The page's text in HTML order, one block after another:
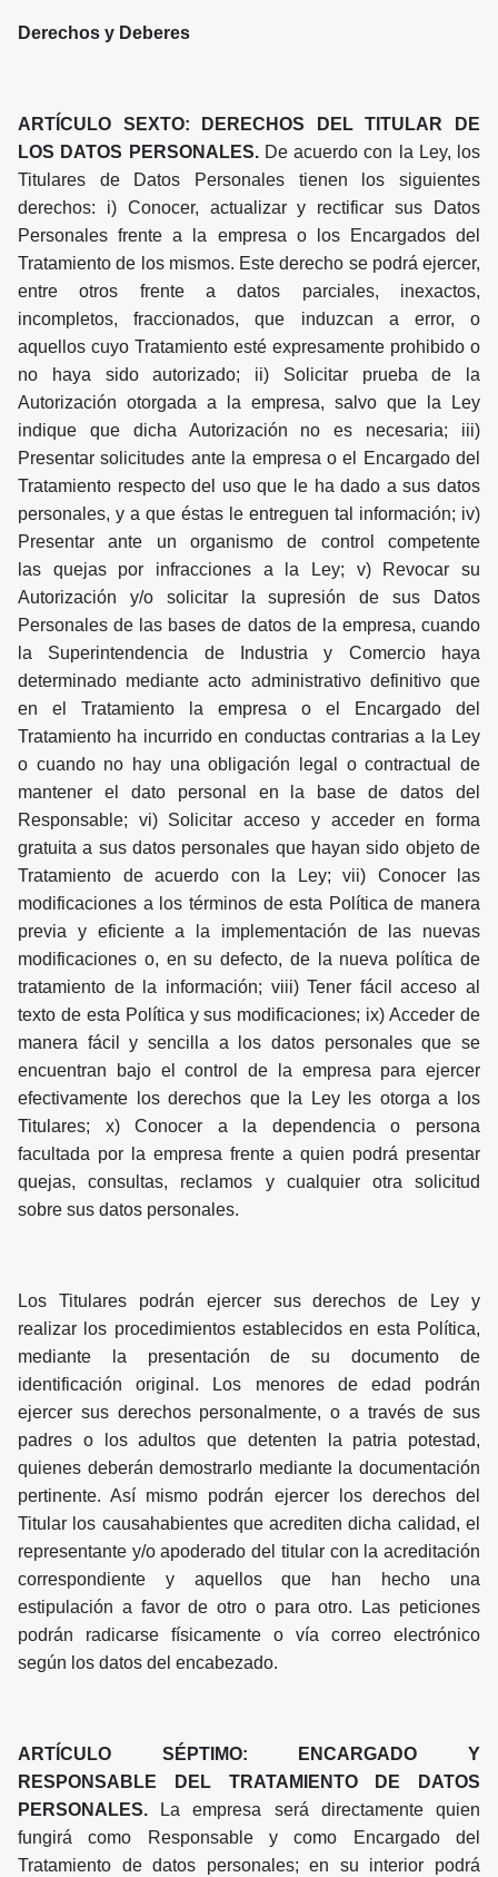
Derechos y Deberes
ARTÍCULO SEXTO: DERECHOS DEL TITULAR DE
LOS DATOS PERSONALES.De acuerdo con la Ley, los
Titulares de Datos Personales tienen los siguientes
derechos: i) Conocer, actualizar y rectificar sus Datos
Personales frente a la empresa o los Encargados del
Tratamiento de los mismos. Este derecho se podrá ejercer,
entre otros frente a datos parciales, inexactos,
incompletos, fraccionados, que induzcan a error, o
aquellos cuyo Tratamiento esté expresamente prohibido o
no haya sido autorizado; ii) Solicitar prueba de la
Autorización otorgada a la empresa, salvo que la Ley
indique que dicha Autorización no es necesaria; iii)
Presentar solicitudes ante la empresa o el Encargado del
Tratamiento respecto del uso que le ha dado a sus datos
personales, y a que éstas le entreguen tal información; iv)
Presentar ante un organismo de control competente
las quejas por infracciones a la Ley; v) Revocar su
Autorización y/o solicitar la supresión de sus Datos
Personales de las bases de datos de la empresa, cuando
la Superintendencia de Industria y Comercio haya
determinado mediante acto administrativo definitivo que
en el Tratamiento la empresa o el Encargado del
Tratamiento ha incurrido en conductas contrarias a la Ley
o cuando no hay una obligación legal o contractual de
mantener el dato personal en la base de datos del
Responsable; vi) Solicitar acceso y acceder en forma
gratuita a sus datos personales que hayan sido objeto de
Tratamiento de acuerdo con la Ley; vii) Conocer las
modificaciones a los términos de esta Política de manera
previa y eficiente a la implementación de las nuevas
modificaciones o, en su defecto, de la nueva política de
tratamiento de la información; viii) Tener fácil acceso al
texto de esta Política y sus modificaciones; ix) Acceder de
manera fácil y sencilla a los datos personales que se
encuentran bajo el control de la empresa para ejercer
efectivamente los derechos que la Ley les otorga a los
Titulares; x) Conocer a la dependencia o persona
facultada por la empresa frente a quien podrá presentar
quejas, consultas, reclamos y cualquier otra solicitud
sobre sus datos personales.
Los Titulares podrán ejercer sus derechos de Ley y
realizar los procedimientos establecidos en esta Política,
mediante la presentación de su documento de
identificación original. Los menores de edad podrán
ejercer sus derechos personalmente, o a través de sus
padres o los adultos que detenten la patria potestad,
quienes deberán demostrarlo mediante la documentación
pertinente. Así mismo podrán ejercer los derechos del
Titular los causahabientes que acrediten dicha calidad, el
representante y/o apoderado del titular con la acreditación
correspondiente y aquellos que han hecho una
estipulación a favor de otro o para otro. Las peticiones
podrán radicarse físicamente o vía correo electrónico
según los datos del encabezado.
ARTÍCULO SÉPTIMO: ENCARGADO Y
RESPONSABLE DEL TRATAMIENTO DE DATOS
PERSONALES. La empresa será directamente quien
fungirá como Responsable y como Encargado del
Tratamiento de datos personales; en su interior podrá